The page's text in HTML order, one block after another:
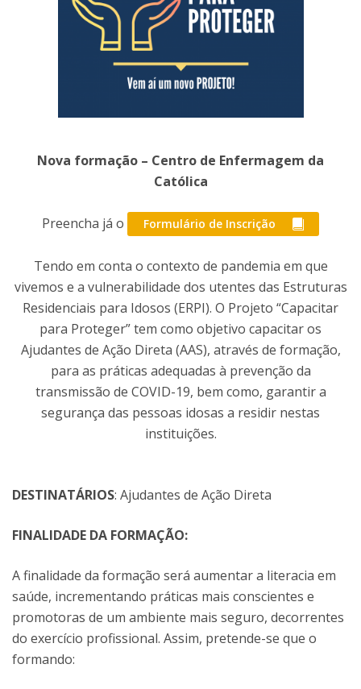
Nova formação – Centro de Enfermagem da
Católica
Preencha já o Formulário de Inscrição
Tendo em conta o contexto de pandemia em que
vivemos e a vulnerabilidade dos utentes das Estruturas
Residenciais para Idosos (ERPI). O Projeto “Capacitar
para Proteger” tem como objetivo capacitar os
Ajudantes de Ação Direta (AAS), através de formação,
para as práticas adequadas à prevenção da
transmissão de COVID-19, bem como, garantir a
segurança das pessoas idosas a residir nestas
instituições.
DESTINATÁRIOS: Ajudantes de Ação Direta
FINALIDADE DA FORMAÇÃO:
A finalidade da formação será aumentar a literacia em
saúde, incrementando práticas mais conscientes e
promotoras de um ambiente mais seguro, decorrentes
do exercício profissional. Assim, pretende-se que o
formando: